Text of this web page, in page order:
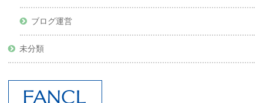
ブログ運営
未分類